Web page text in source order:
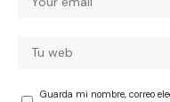
Guarda mi nombre, correo